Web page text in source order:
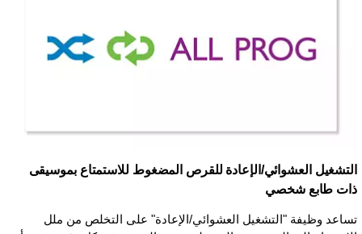
التشغيل العشوائي/الإعادة للقرص المضغوط للاستمتاع بموسيقى
ذات طابع شخصي
تساعد وظيفة "التشغيل العشوائي/الإعادة" على التخلص من ملل